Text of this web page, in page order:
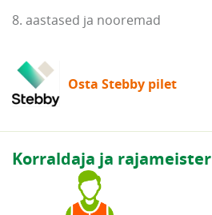
8. aastased ja nooremad
Osta Stebby pilet
Korraldaja ja rajameister